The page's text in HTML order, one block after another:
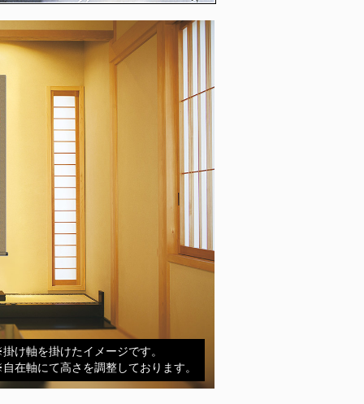
け軸を掛けたイメージです。
在軸にて高さを調整しております。